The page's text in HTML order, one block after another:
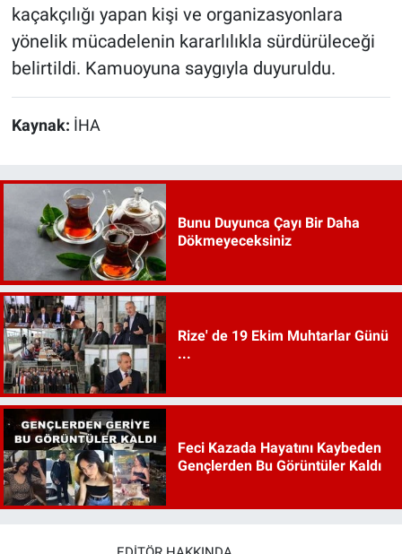
kaçakçılığı yapan kişi ve organizasyonlara
yönelik mücadelenin kararlılıkla sürdürüleceği
belirtildi. Kamuoyuna saygıyla duyuruldu.
Kaynak: İHA
Bunu Duyunca Çayı Bir Daha
Dökmeyeceksiniz
Rize' de 19 Ekim Muhtarlar Günü
...
Feci Kazada Hayatını Kaybeden
Gençlerden Bu Görüntüler Kaldı